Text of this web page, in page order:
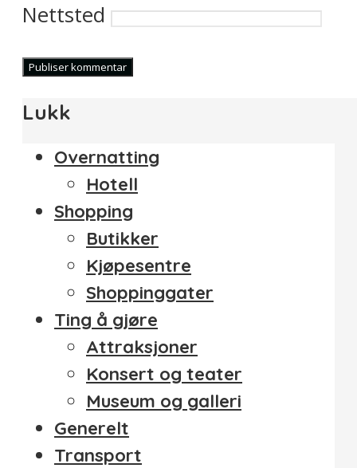
Nettsted
Lukk
Overnatting
Hotell
Shopping
Butikker
Kjøpesentre
Shoppinggater
Ting å gjøre
Attraksjoner
Konsert og teater
Museum og galleri
Generelt
Transport